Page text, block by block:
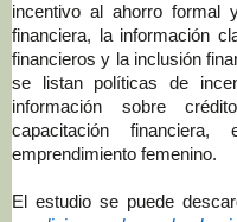
incentivo al ahorro formal
financiera, la información
financieros y la inclusión
se listan políticas de
información sobre
capacitación financiera,
emprendimiento femenino.
El estudio se puede